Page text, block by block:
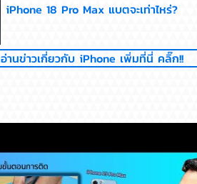
iPhone 18 Pro Max แบตจะเท่าไหร่?
อ่านข่าวเกี่ยวกับ iPhone เพิ่มที่นี่ คลิ๊ก!!